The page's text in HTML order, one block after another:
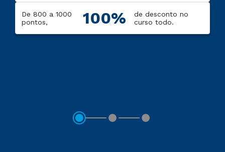
De 800 a 1000
pontos,
100%
de desconto no
curso todo.